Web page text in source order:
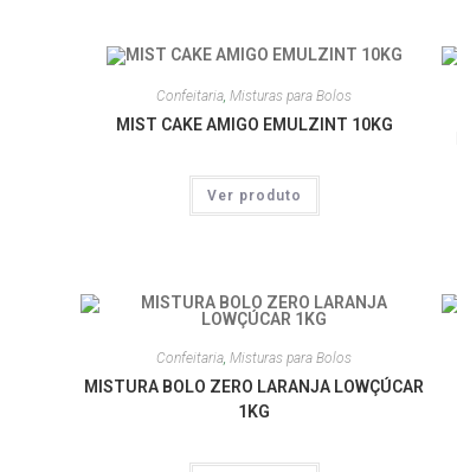
Confeitaria, Misturas para Bolos
MIST CAKE AMIGO EMULZINT 10KG
Ver produto
Confeitaria Misturas para Bolos
MISTURA BOLO ZERO LARANJA LOWÇÚCAR
1KG